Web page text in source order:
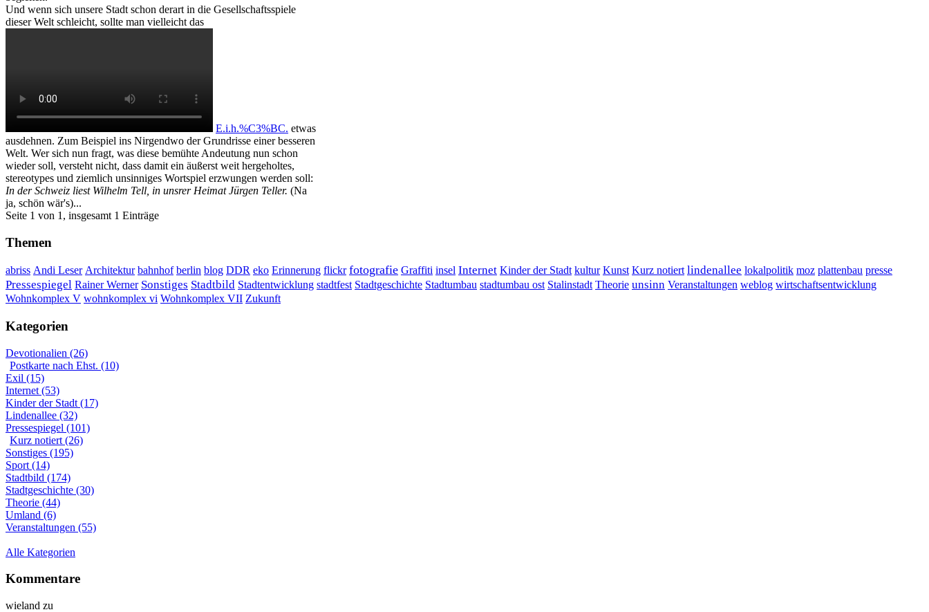
Und wenn sich unsere Stadt schon derart in die Gesellschaftsspiele
dieser Welt schleicht, sollte man vielleicht das
E.i.h.%C3%BC. etwas
ausdehnen. Zum Beispiel ins Nirgendwo der Grundrisse einer besseren
Welt. Wer sich nun fragt, was diese bemühte Andeutung nun schon
wieder soll, versteht nicht, dass damit ein äußerst weit hergeholtes,
stereotypes und ziemlich unsinniges Wortspiel erzwungen werden soll:
In der Schweiz liest Wilhelm Tell, in unsrer Heimat Jürgen Teller. (Na
ja, schön wär's)...
Seite 1 von 1, insgesamt 1 Einträge
Themen
abriss Andi Leser Architektur bahnhof berlin blog DDR eko Erinnerung flickr fotografie Graffiti insel Internet Kinder der Stadt kultur Kunst Kurz notiert lindenallee lokalpolitik moz plattenbau presse
Pressespiegel Rainer Werner Sonstiges Stadtbild Stadtentwicklung stadtfest Stadtgeschichte Stadtumbau stadtumbau ost Stalinstadt Theorie unsinn Veranstaltungen weblog wirtschaftsentwicklung
Wohnkomplex V wohnkomplex vi Wohnkomplex VII Zukunft
Kategorien
Devotionalien (26)
Postkarte nach Ehst. (10)
Exil (15)
Internet (53)
Kinder der Stadt (17)
Lindenallee (32)
Pressespiegel (101)
Kurz notiert (26)
Sonstiges (195)
Sport (14)
Stadtbild (174)
Stadtgeschichte (30)
Theorie (44)
Umland (6)
Veranstaltungen (55)
Alle Kategorien
Kommentare
wieland zu